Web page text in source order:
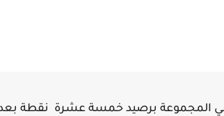
في المجموعة برصيد خمسة عشرة نقطة